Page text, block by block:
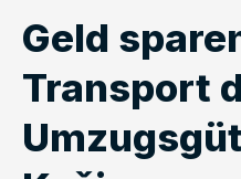
Geld
Transport